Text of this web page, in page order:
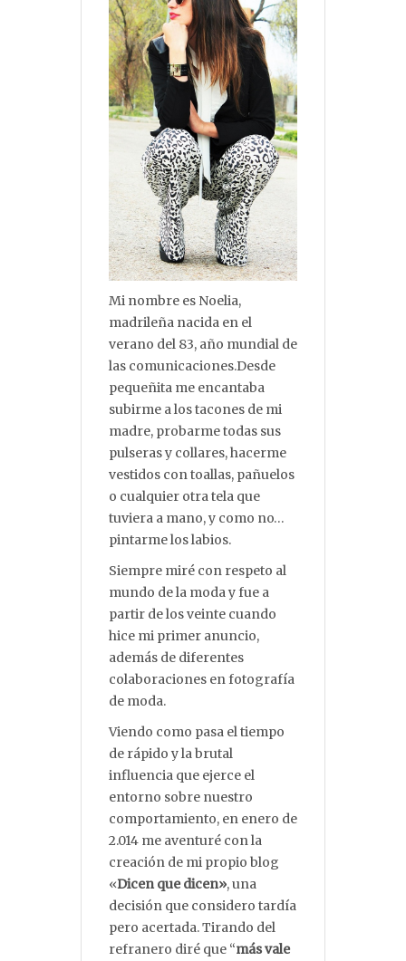
Mi nombre es Noelia,
madrileña nacida en el
verano del 83, año mundial de
las comunicaciones.Desde
pequeñita me encantaba
subirme a los tacones de mi
madre, probarme todas sus
pulseras y collares, hacerme
vestidos con toallas, pañuelos
o cualquier otra tela que
tuviera a mano, y como no…
pintarme los labios.
Siempre miré con respeto al
mundo de la moda y fue a
partir de los veinte cuando
hice mi primer anuncio,
además de diferentes
colaboraciones en fotografía
de moda.
Viendo como pasa el tiempo
de rápido y la brutal
influencia que ejerce el
entorno sobre nuestro
comportamiento, en enero de
2.014 me aventuré con la
creación de mi propio blog
«Dicen que dicen», una
decisión que considero tardía
pero acertada. Tirando del
refranero diré que “más vale